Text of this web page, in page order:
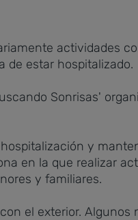
actividades
de estar hospitalizado.
Sonrisas'
y
en la que realizar
y familiares.
el exterior. Algunos